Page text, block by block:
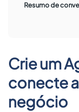
Resumo de
Crie um
conecte
negócio